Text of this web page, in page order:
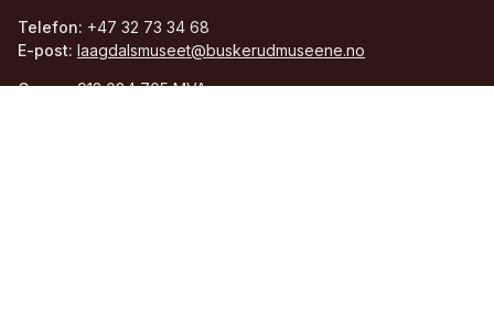
Telefon: +47 32 73 34 68
E-post: laagdalsmuseet@buskerudmuseene.no
Org.nr.:913 084 705 MVA